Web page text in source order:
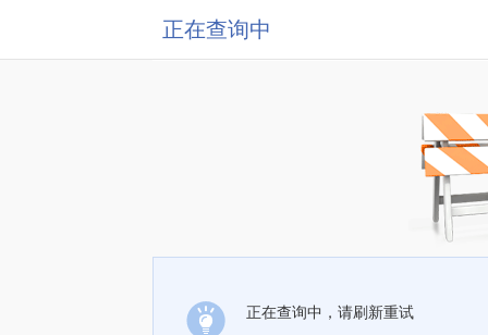
正在查询中
正在查询中，请刷新重试